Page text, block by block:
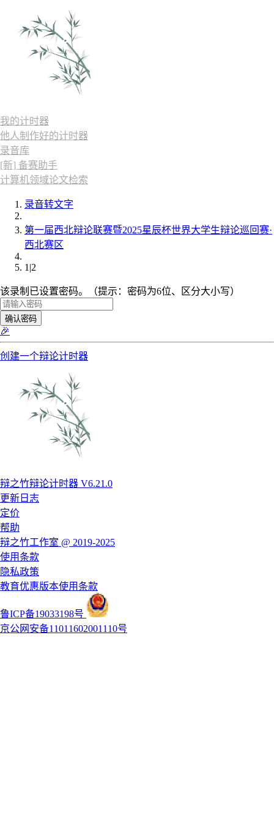
我的计时器
他人制作好的计时器
录音库
[新] 备赛助手
计算机领域论文检索
录音转文字
第一届西北辩论联赛暨2025星辰杯世界大学生辩论巡回赛·
西北赛区
1|2
该录制已设置密码。（提示：密码为6位、区分大小写）
确认密码
🎉
创建一个辩论计时器
辩之竹辩论计时器 V6.21.0
更新日志
定价
帮助
辩之竹工作室 @ 2019-2025
使用条款
隐私政策
教育优惠版本使用条款
鲁ICP备19033198号
京公网安备11011602001110号